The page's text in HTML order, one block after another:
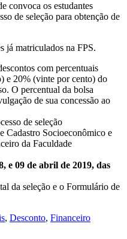
convoca os estudantes
de seleção para obtenção de
já matriculados na FPS.
com percentuais
e 20% (vinte por cento) do
O percentual da bolsa
de sua concessão ao
de seleção
Cadastro Socioeconômico e
da Faculdade
e 09 de abril de 2019, das
da seleção e o Formulário de
, Desconto, Financeiro